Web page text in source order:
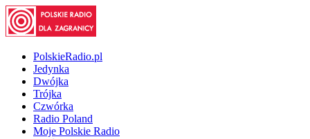
PolskieRadio.pl
Jedynka
Dwójka
Trójka
Czwórka
Radio Poland
Moje Polskie Radio